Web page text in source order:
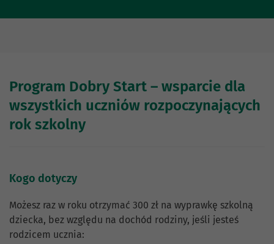
Program Dobry Start – wsparcie dla
wszystkich uczniów rozpoczynających
rok szkolny
Kogo dotyczy
Możesz raz w roku otrzymać 300 zł na wyprawkę szkolną
dziecka, bez względu na dochód rodziny, jeśli jesteś
rodzicem ucznia: